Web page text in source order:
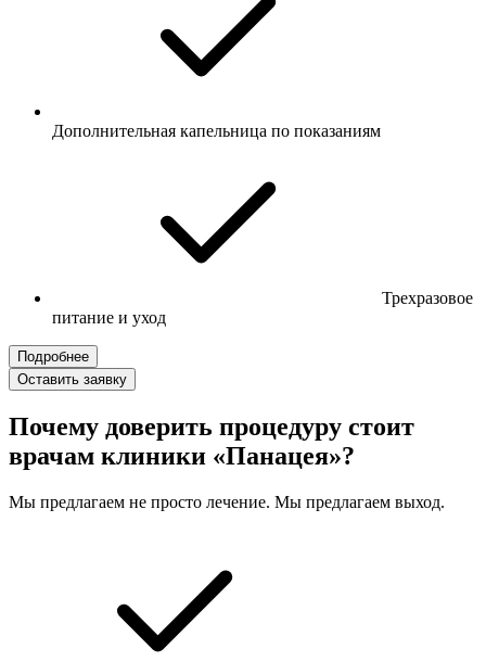
Дополнительная капельница по показаниям
Трехразовое
питание и уход
Подробнее
Оставить заявку
Почему доверить процедуру стоит
врачам клиники «Панацея»?
Мы предлагаем не просто лечение. Мы предлагаем выход.